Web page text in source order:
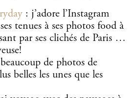
: j’adore l’Instagram
tenues à ses photos food à
par ses clichés de Paris …
de photos de
belles les unes que les